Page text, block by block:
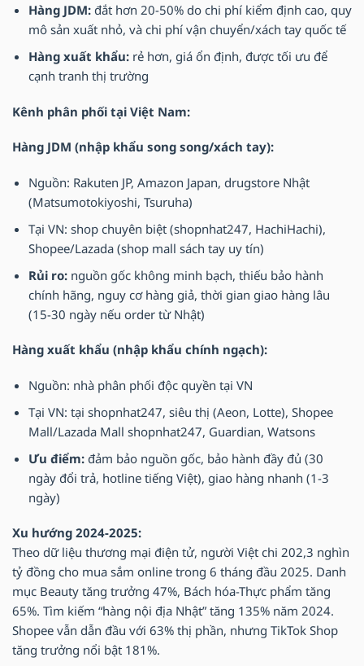
Hàng JDM:đắt hơn 20-50% do chi phí kiểm định cao, quy
mô sản xuất nhỏ, và chi phí vận chuyển/xách tay quốc tế
Hàng xuất khẩu:rẻ hơn, giá ổn định, được tối ưu để
cạnh tranh thị trường
Kênh phân phối tại Việt Nam:
Hàng JDM (nhập khẩu song song/xách tay):
Nguồn: Rakuten JP, Amazon Japan, drugstore Nhật
(Matsumotokiyoshi, Tsuruha)
Tại VN: shop chuyên biệt (shopnhat247, HachiHachi),
Shopee/Lazada (shop mall sách tay uy tín)
Rủi ro:nguồn gốc không minh bạch, thiếu bảo hành
chính hãng, nguy cơ hàng giả, thời gian giao hàng lâu
(15-30 ngày nếu order từ Nhật)
Hàng xuất khẩu (nhập khẩu chính ngạch):
Nguồn: nhà phân phối độc quyền tại VN
Tại VN: tại shopnhat247, siêu thị (Aeon, Lotte), Shopee
Mall/Lazada Mall shopnhat247, Guardian, Watsons
Ưu điểm:đảm bảo nguồn gốc, bảo hành đầy đủ (30
ngày đổi trả, hotline tiếng Việt), giao hàng nhanh (1-3
ngày)
Xu hướng 2024-2025:
Theo dữ liệu thương mại điện tử, người Việt chi 202,3 nghìn
tỷ đồng cho mua sắm online trong 6 tháng đầu 2025. Danh
mục Beauty tăng trưởng 47%, Bách hóa-Thực phẩm tăng
65%. Tìm kiếm “hàng nội địa Nhật” tăng 135% năm 2024.
Shopee vẫn dẫn đầu với 63% thị phần, nhưng TikTok Shop
tăng trưởng nổi bật 181%.